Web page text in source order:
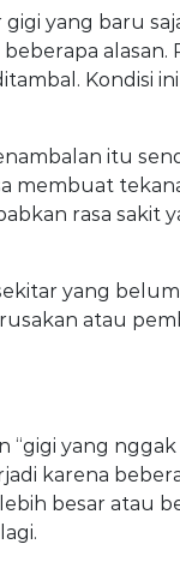
yang baru
alasan.
Kondisi
itu
membuat
rasa sakit
yang
atau
yang nggak
karena
besar atau